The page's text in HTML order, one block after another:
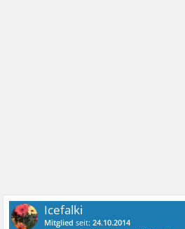
Icefalki
Mitglied seit:24.10.2014